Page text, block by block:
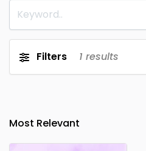
Filters 1 results